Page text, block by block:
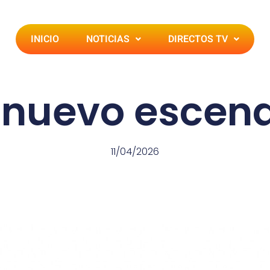
INICIO NOTICIAS DIRECTOS TV
11/04/2026